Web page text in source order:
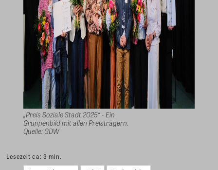
„Preis Soziale Stadt 2025“ - Ein
Gruppenbild mit allen Preisträgern.
Quelle: GDW
Lesezeit ca: 3 min.